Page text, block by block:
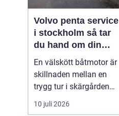
Volvo penta service
i stockholm så tar
du hand om din
båtmotor på rätt sätt
En välskött båtmotor är
skillnaden mellan en
trygg tur i skärgården
och en sommar fylld av
ofrivilliga stopp. Många
10 juli 2026